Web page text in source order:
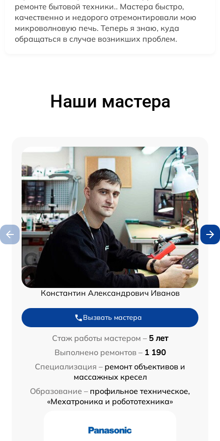
ремонте бытовой техники.. Мастера быстро,
качественно и недорого отремонтировали мою
микроволновую печь. Теперь я знаю, куда
обращаться в случае возникших проблем.
Наши мастера
Константин Александрович Иванов
Вызвать мастера
Стаж работы мастером – 5 лет
Выполнено ремонтов – 1 190
Специализация – ремонт объективов и
массажных кресел
Образование – профильное техническое,
«Мехатроника и робототехника»